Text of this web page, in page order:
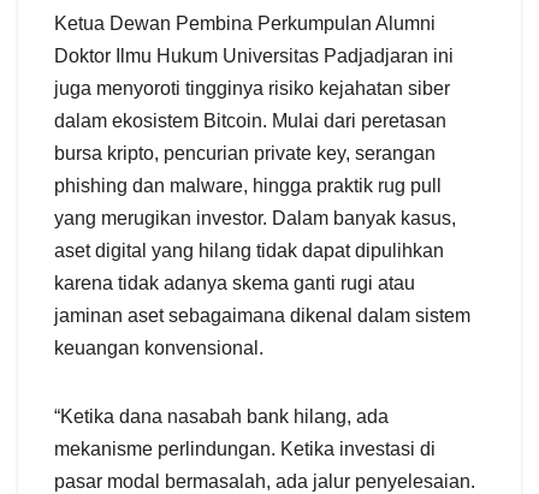
Ketua Dewan Pembina Perkumpulan Alumni
Doktor Ilmu Hukum Universitas Padjadjaran ini
juga menyoroti tingginya risiko kejahatan siber
dalam ekosistem Bitcoin. Mulai dari peretasan
bursa kripto, pencurian private key, serangan
phishing dan malware, hingga praktik rug pull
yang merugikan investor. Dalam banyak kasus,
aset digital yang hilang tidak dapat dipulihkan
karena tidak adanya skema ganti rugi atau
jaminan aset sebagaimana dikenal dalam sistem
keuangan konvensional.
“Ketika dana nasabah bank hilang, ada
mekanisme perlindungan. Ketika investasi di
pasar modal bermasalah, ada jalur penyelesaian.